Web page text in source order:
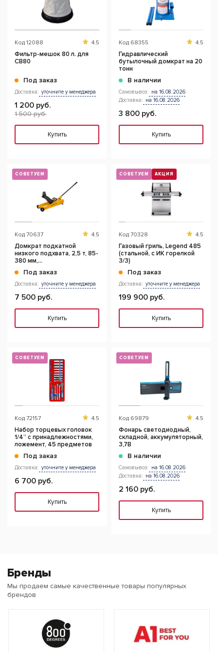
Код 12088 4.5
Фильтр-мешок 80 л. для
CB80
Под заказ
Доставка: уточните у менеджера
1 200 руб.
1 500 руб.
Купить
Код 68355 4.5
Гидравлический
бутылочный домкрат на 20
тонн
В наличии
Самовывоз: на 16.08.2026
Доставка: на 16.08.2026
3 800 руб.
Купить
СОВЕТУЕМ
Код 70637 4.5
Домкрат подкатной
низкого подхвата, 2,5 т, 85-
380 мм,
TECHNIC
Под заказ
Доставка: уточните у менеджера
7 500 руб.
Купить
СОВЕТУЕМ АКЦИЯ
Код 70328 4.5
Газовый гриль, Legend 485
(стальной, с ИК горелкой
3/3)
Под заказ
Доставка: уточните у менеджера
199 900 руб.
Купить
СОВЕТУЕМ
Код 72157 4.5
Набор торцевых головок
1/4” с принадлежностями,
ложемент, 45 предметов
Под заказ
Доставка: уточните у менеджера
6 700 руб.
Купить
СОВЕТУЕМ
Код 69879 4.5
Фонарь светодиодный,
складной, аккумуляторный,
3,7В
В наличии
Самовывоз: на 16.08.2026
Доставка: на 16.08.2026
2 160 руб.
Купить
Бренды
Мы продаем самые качественные товары популярных
брендов